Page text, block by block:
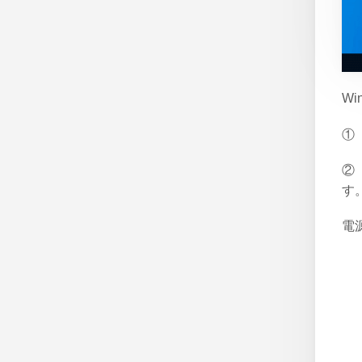
①
②
す
電